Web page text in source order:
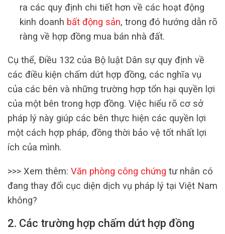
ra các quy định chi tiết hơn về các hoạt động
kinh doanh bất động sản, trong đó hướng dẫn rõ
ràng về hợp đồng mua bán nhà đất.
Cụ thể, Điều 132 của Bộ luật Dân sự quy định về
các điều kiện chấm dứt hợp đồng, các nghĩa vụ
của các bên và những trường hợp tổn hại quyền lợi
của một bên trong hợp đồng. Việc hiểu rõ cơ sở
pháp lý này giúp các bên thực hiện các quyền lợi
một cách hợp pháp, đồng thời bảo vệ tốt nhất lợi
ích của mình.
>>> Xem thêm: Văn phòng công chứng tư nhân có
đang thay đổi cục diện dịch vụ pháp lý tại Việt Nam
không?
2. Các trường hợp chấm dứt hợp đồng